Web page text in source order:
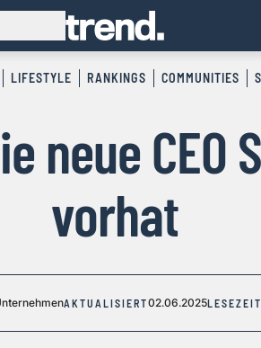
LIFESTYLE RANKINGS COMMUNITIES
neue CEO
vorhat
AKTUALISIERT02.06.2025LESEZEIT